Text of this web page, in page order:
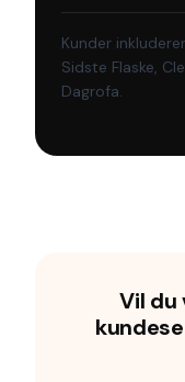
Kunder
Sidste Flaske,
Dagrofa.
Vil du